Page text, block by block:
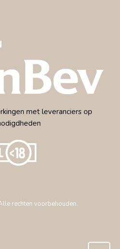
met leveranciers op
rechten voorbehouden.